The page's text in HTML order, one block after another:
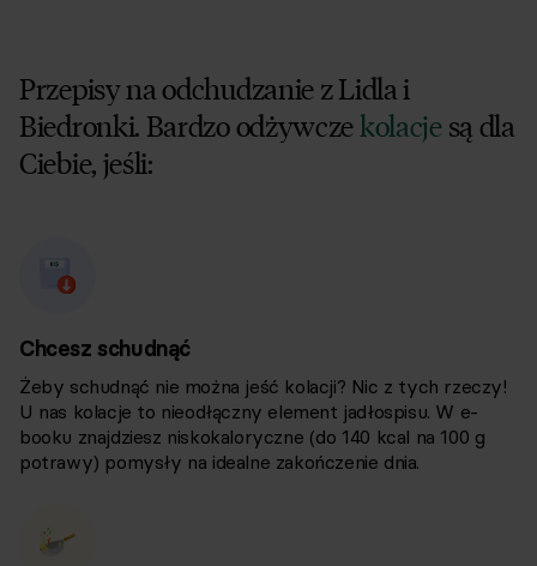
Przepisy na odchudzanie z Lidla i
Biedronki. Bardzo odżywczekolacjesą dla
Ciebie, jeśli:
Chcesz schudnąć
Żeby schudnąć nie można jeść kolacji? Nic z tych rzeczy!
U nas kolacje to nieodłączny element jadłospisu. W e-
booku znajdziesz niskokaloryczne (do 140 kcal na 100 g
potrawy) pomysły na idealne zakończenie dnia.